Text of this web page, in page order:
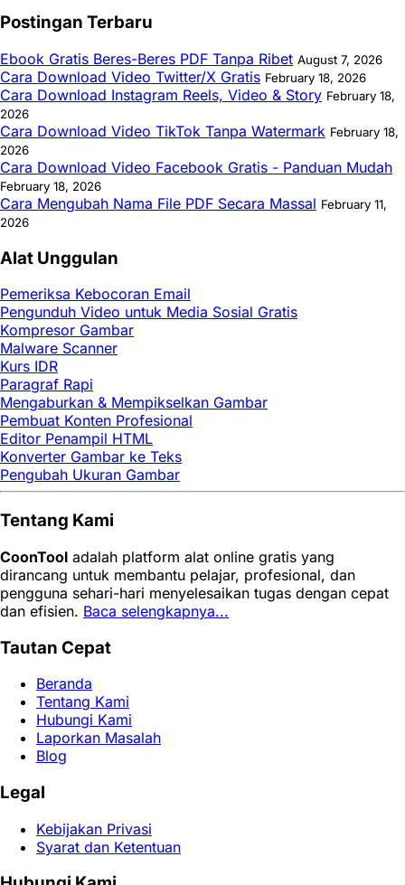
Postingan Terbaru
Ebook Gratis Beres-Beres PDF Tanpa Ribet August 7, 2026
Cara Download Video Twitter/X Gratis February 18, 2026
Cara Download Instagram Reels, Video & Story February 18,
2026
Cara Download Video TikTok Tanpa Watermark February 18,
2026
Cara Download Video Facebook Gratis - Panduan Mudah
February 18, 2026
Cara Mengubah Nama File PDF Secara Massal February 11,
2026
Alat Unggulan
Pemeriksa Kebocoran Email
Pengunduh Video untuk Media Sosial Gratis
Kompresor Gambar
Malware Scanner
Kurs IDR
Paragraf Rapi
Mengaburkan & Mempikselkan Gambar
Pembuat Konten Profesional
Editor Penampil HTML
Konverter Gambar ke Teks
Pengubah Ukuran Gambar
Tentang Kami
CoonTool adalah platform alat online gratis yang
dirancang untuk membantu pelajar, profesional, dan
pengguna sehari-hari menyelesaikan tugas dengan cepat
dan efisien. Baca selengkapnya...
Tautan Cepat
Beranda
Tentang Kami
Hubungi Kami
Laporkan Masalah
Blog
Legal
Kebijakan Privasi
Syarat dan Ketentuan